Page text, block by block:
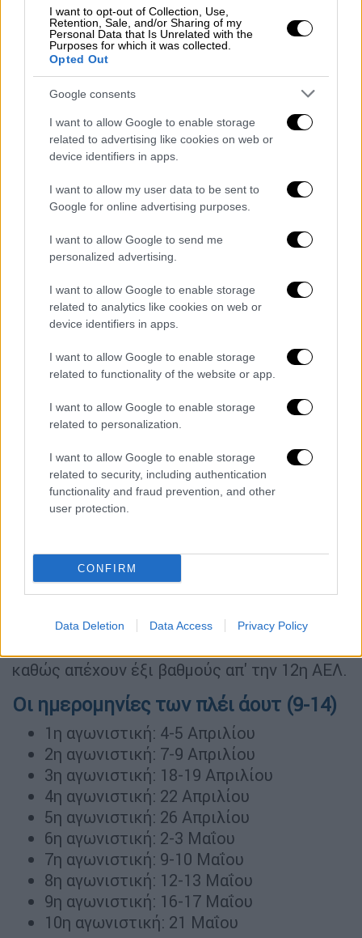
I want to opt-out of Collection, Use,
Retention, Sale, and/or Sharing of my
Personal Data that Is Unrelated with the
Purposes for which it was collected.
Opted Out
Google consents
I want to allow Google to enable storage
related to advertising like cookies on web or
device identifiers in apps.
I want to allow my user data to be sent to
Google for online advertising purposes.
I want to allow Google to send me
personalized advertising.
I want to allow Google to enable storage
related to analytics like cookies on web or
device identifiers in apps.
I want to allow Google to enable storage
related to functionality of the website or app.
I want to allow Google to enable storage
related to personalization.
I want to allow Google to enable storage
related to security, including authentication
functionality and fraud prevention, and other
user protection.
CONFIRM
Data Deletion Data Access Privacy Policy
τρίτη φορά μετά τη 2η αγωνιστική εξαιτίας
του τελικού Κυπέλλου Ελλάδας (25
Απριλίου, ΠΑΟΚ – ΟΦΗ). Από εκεί και πέρα,
το πρόγραμμα γίνεται ιδιαίτερα πυκνό,
έχοντας και εμβόλιμη αγωνιστική. Είναι
χαρακτηριστικό πως οι τρεις τελευταίες
αγωνιστικές θα παιχτούν σε διάστημα μιας
εβδομάδας!
Στα πλέι οφ 5-8 των έξι αγωνιστικών (οι
βαθμοί της τελικής βαθμολογίας
διαιρούνται δια του δύο στο ξεκίνημα της
διαδικασίας) για το ευρωπαϊκό εισιτήριο
έκλεισαν θέση οι: Λεβαδειακός, ΟΦΗ, Βόλος
και Άρης. Ο Λεβαδειακός επικράτησε 1-0 του
Ατρόμητου, ο ΟΦΗ πέρασε με 2-0 από την
νίκη επί του ΠΑΟΚ. Αν πάντως ο ΟΦΗ
κατακτήσει το Κύπελλο, τα πλέι οφ δεν θα
έχουν ουδεμία σημασία καθώς το πέμπτο
ευρωπαϊκό εισιτήριο θα δοθεί στην κρητική
ομάδα. Σε περίπτωση κατάκτησης του
Κυπέλλου απ' τον ΠΑΟΚ, τα πλέι οφ 5-8 θα
δώσουν ευρωπαϊκό εισιτήριο για το
Conference League.
αγωνιστικών για την παραμονή θα
συμμετάσχουν Ατρόμητος, Κηφισιά,
Αστέρας Τρίπολης, με τις δύο τελευταίες
καθώς απέχουν έξι βαθμούς απ' την 12η ΑΕΛ.
Οι ημερομηνίες των πλέι άουτ (9-14)
1η αγωνιστική: 4-5 Απριλίου
2η αγωνιστική: 7-9 Απριλίου
3η αγωνιστική: 18-19 Απριλίου
4η αγωνιστική: 22 Απριλίου
5η αγωνιστική: 26 Απριλίου
6η αγωνιστική: 2-3 Μαΐου
7η αγωνιστική: 9-10 Μαΐου
8η αγωνιστική: 12-13 Μαΐου
9η αγωνιστική: 16-17 Μαΐου
10η αγωνιστική: 21 Μαΐου